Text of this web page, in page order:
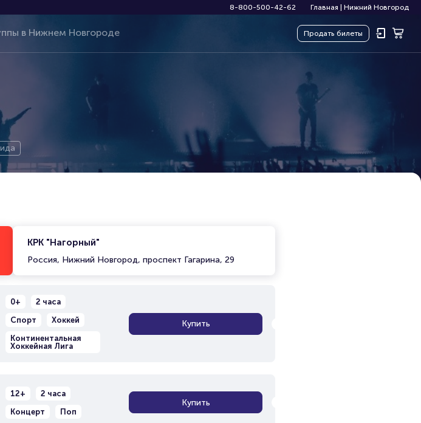
8-800-500-42-62 Главная Нижний Новгород
Продать билеты
КРК "Нагорный"
Россия, Нижний Новгород, проспект Гагарина, 29
0+
2 часа
Спорт
Хоккей
Континентальная
Хоккейная Лига
Купить
12+
2 часа
Концерт
Поп
Купить